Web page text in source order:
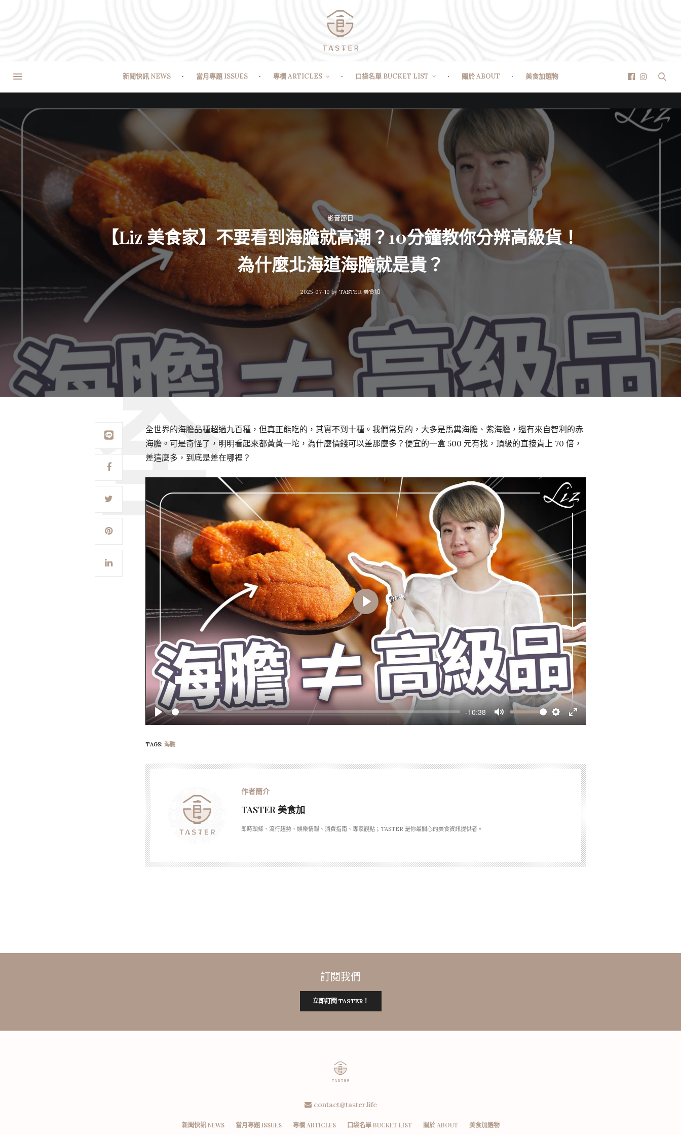
新聞快訊 NEWS 當月專題 ISSUES 專欄 ARTICLES 口袋名單 BUCKET LIST 關於 ABOUT 美食加選物
影音節目
【Liz 美食家】不要看到海膽就高潮？10分鐘教你分辨高級貨！
為什麼北海道海膽就是貴？
2025-07-10 by TASTER 美食加
全世界的海膽品種超過九百種，但真正能吃的，其實不到十種。我們常見的，大多是馬糞海膽、紫海膽，還有來自智利的赤
海膽。可是奇怪了，明明看起來都黃黃一坨，為什麼價錢可以差那麼多？便宜的一盒 500 元有找，頂級的直接貴上 70 倍，
差這麼多，到底是差在哪裡？
Play
-10:38
Mute Settings
Enter
Play
TAGS: 海膽
TASTER 美食加
即時頭條、流行趨勢、娛樂情報、消費指南、專家觀點；TASTER 是你最關心的美食資訊提供者。
訂閱我們
立即訂閱 TASTER！
contact@taster.life
新聞快訊 NEWS 當月專題 ISSUES 專欄 ARTICLES 口袋名單 BUCKET LIST 關於 ABOUT 美食加選物